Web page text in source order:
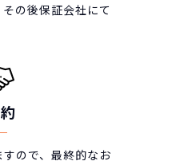
の後保証会社にて
ので、最終的なお